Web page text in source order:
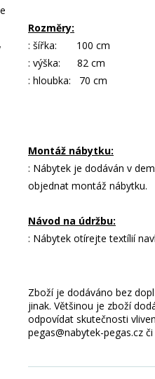
Rozměry:
: šířka: 100 cm
: výška: 82 cm
: hloubka: 70 cm
Montáž nábytku:
: Nábytek je dodáván v
objednat montáž nábytku.
Návod na údržbu:
: Nábytek otírejte textílií
Zboží je dodáváno bez
jinak. Většinou je zboží
odpovídat skutečnosti
pegas@nabytek-pegas.cz